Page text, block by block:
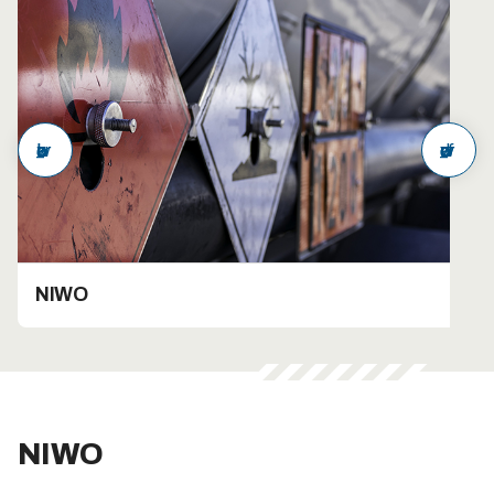
NIWO
arrow_back arrow_forward
NIWO